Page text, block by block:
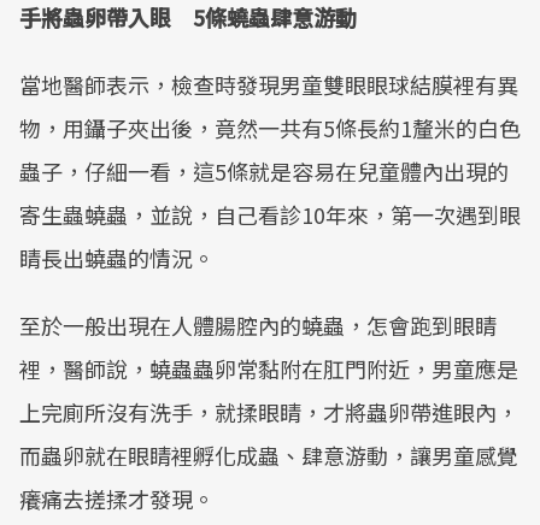
手將蟲卵帶入眼 5條蟯蟲肆意游動
當地醫師表示，檢查時發現男童雙眼眼球結膜裡有異
物，用鑷子夾出後，竟然一共有5條長約1釐米的白色
蟲子，仔細一看，這5條就是容易在兒童體內出現的
寄生蟲蟯蟲，並說，自己看診10年來，第一次遇到眼
睛長出蟯蟲的情況。
至於一般出現在人體腸腔內的蟯蟲，怎會跑到眼睛
裡，醫師說，蟯蟲蟲卵常黏附在肛門附近，男童應是
上完廁所沒有洗手，就揉眼睛，才將蟲卵帶進眼內，
而蟲卵就在眼睛裡孵化成蟲、肆意游動，讓男童感覺
癢痛去搓揉才發現。